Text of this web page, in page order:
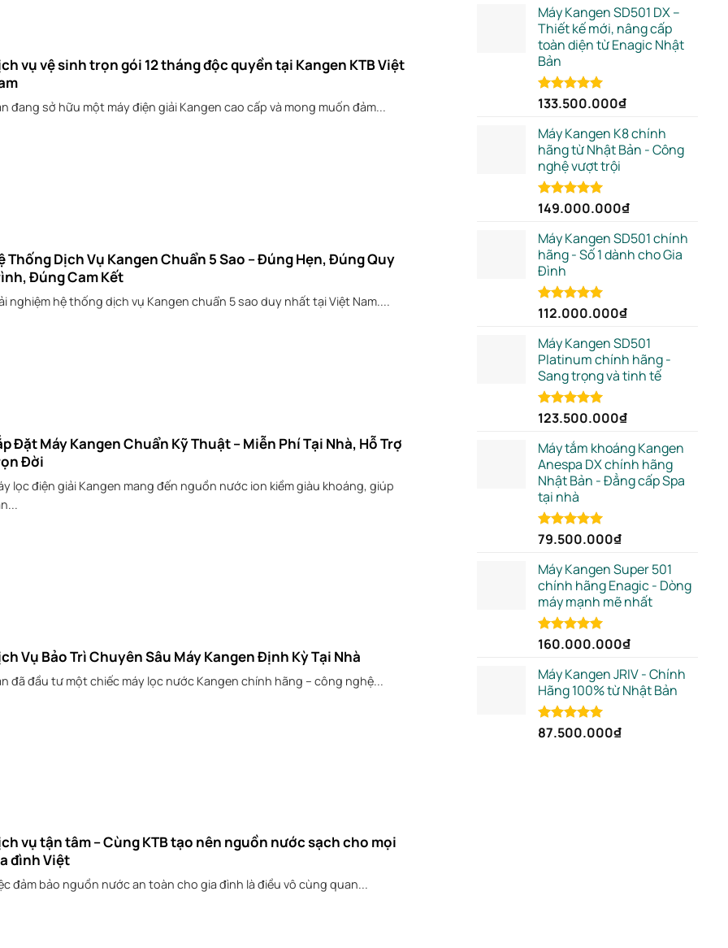
vụ vệ sinh trọn gói 12 tháng độc quyền tại Kangen KTB Việt
đang sở hữu một máy điện giải Kangen cao cấp và mong muốn đảm...
Thống Dịch Vụ Kangen Chuẩn 5 Sao – Đúng Hẹn, Đúng Quy
Đúng Cam Kết
nghiệm hệ thống dịch vụ Kangen chuẩn 5 sao duy nhất tại Việt Nam....
Đặt Máy Kangen Chuẩn Kỹ Thuật – Miễn Phí Tại Nhà, Hỗ Trợ
Đời
lọc điện giải Kangen mang đến nguồn nước ion kiềm giàu khoáng, giúp
Vụ Bảo Trì Chuyên Sâu Máy Kangen Định Kỳ Tại Nhà
đã đầu tư một chiếc máy lọc nước Kangen chính hãng – công nghệ...
vụ tận tâm – Cùng KTB tạo nên nguồn nước sạch cho mọi
đình Việt
đảm bảo nguồn nước an toàn cho gia đình là điều vô cùng quan...
Máy Kangen SD501 DX –
Thiết kế mới, nâng cấp
toàn diện từ Enagic Nhật
Bản
Rated5.00
133.500.000₫
Máy Kangen K8 chính
hãng từ Nhật Bản - Công
nghệ vượt trội
Rated5.00
149.000.000₫
Máy Kangen SD501 chính
hãng - Số 1 dành cho Gia
Đình
Rated5.00
112.000.000₫
Máy Kangen SD501
Platinum chính hãng -
Sang trọng và tinh tế
Rated5.00
123.500.000₫
Máy tắm khoáng Kangen
Anespa DX chính hãng
Nhật Bản - Đẳng cấp Spa
tại nhà
Rated5.00
79.500.000₫
Máy Kangen Super 501
chính hãng Enagic - Dòng
máy mạnh mẽ nhất
Rated5.00
160.000.000₫
Máy Kangen JRIV - Chính
Hãng 100% từ Nhật Bản
Rated5.00
87.500.000₫